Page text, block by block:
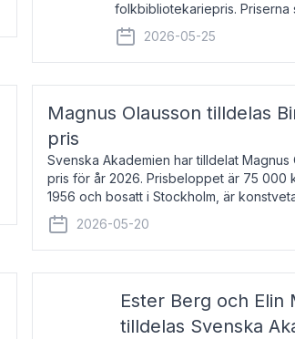
folkbibliotekariepris.
svenska folk- och
2026-05-25
Magnus Olausson tilldelas
pris
Svenska Akademien har tilldelat
pris för år 2026. Prisbeloppet är 75 000
1956 och bosatt i Stockholm, är
Han disputerade 1993 vid Uppsala un
2026-05-20
Ester Berg och Elin
tilldelas Svenska